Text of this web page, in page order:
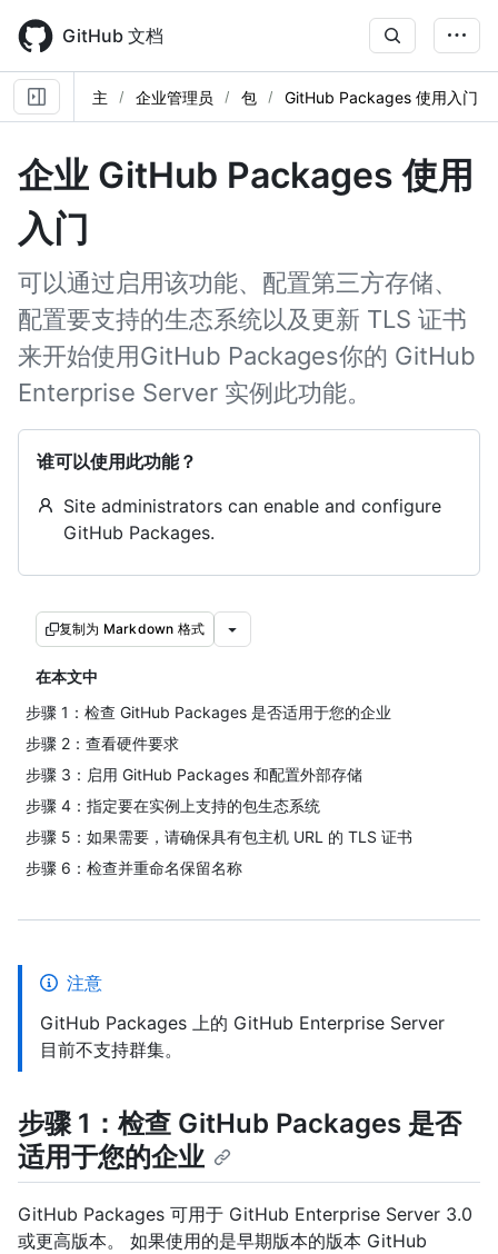
main
content
GitHub 文档
主 企业管理员 包 GitHub Packages 使用入门
企业 GitHub Packages 使用
入门
可以通过启用该功能、配置第三方存储、
配置要支持的生态系统以及更新 TLS 证书
来开始使用GitHub Packages你的 GitHub
Enterprise Server 实例此功能。
谁可以使用此功能？
Site administrators can enable and configure
GitHub Packages.
复制为 Markdown 格式
在本文中
步骤 1：检查 GitHub Packages 是否适用于您的企业
步骤 2：查看硬件要求
步骤 3：启用 GitHub Packages 和配置外部存储
步骤 4：指定要在实例上支持的包生态系统
步骤 5：如果需要，请确保具有包主机 URL 的 TLS 证书
步骤 6：检查并重命名保留名称
注意
GitHub Packages 上的 GitHub Enterprise Server
目前不支持群集。
步骤 1：检查 GitHub Packages 是否
适用于您的企业
GitHub Packages 可用于 GitHub Enterprise Server 3.0
或更高版本。 如果使用的是早期版本的版本 GitHub